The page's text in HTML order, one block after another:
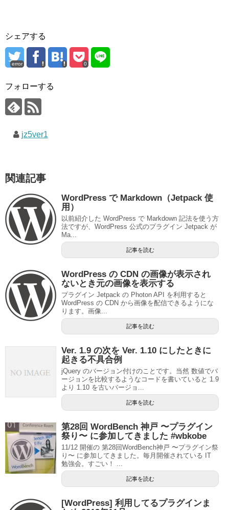
シェアする
error 0
フォローする
jz5ver1
関連記事
WordPress で Markdown（Jetpack 使
用）
以前紹介した WordPress で Markdown 記法を使う方
法ですが、WordPress 公式のプラグイン Jetpack が
Ma...
記事を読む
WordPress の CDN の画像が表示され
ないとき元の画像を表示する
プラグイン Jetpack の Photon API を利用すると
WordPress の CDN から画像を配信できるようにな
ります。画像...
記事を読む
Ver. 1.9 の次を Ver. 1.10 にしたときに
起きる不具合例
jQuery のバージョン付けのことです。当然 数値でバ
ージョンを比較するようなコードを書いていると 1.9
より 1.10 を古いバージョ...
記事を読む
第28回 WordBench 神戸 〜プラグイン
祭り〜 に参加してきました #wbkobe
11/12 開催の 第28回WordBench神戸 〜プラグイン祭
り〜 に参加してきました。毎月開催されている IT
勉強会。すごい！ ...
記事を読む
[WordPress] 利用してるプラグインま